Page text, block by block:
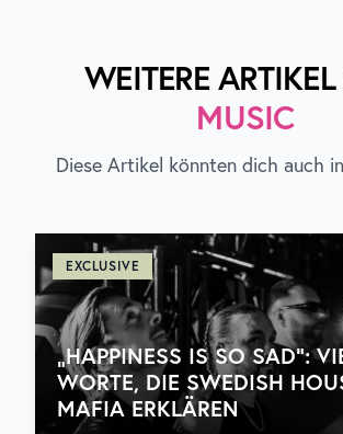
WEITERE
MUSIC
Diese Artikel könnten dich auch
EXCLUSIVE
„HAPPINESS IS SO SAD“:
WORTE, DIE SWEDISH
MAFIA ERKLÄREN